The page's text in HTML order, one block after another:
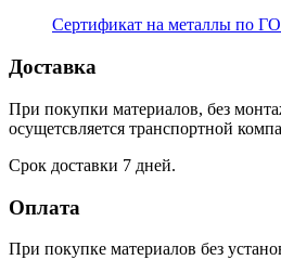
Сертификат на металлы по
Доставка
При покупки материалов, без
осущетсвляется транспортной
Срок доставки 7 дней.
Оплата
При покупке материалов без